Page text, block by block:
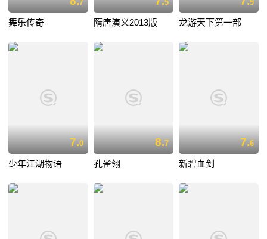
7
舞乐传奇
5
隋唐演义2013版
9
龙游天下第一部
7.0
少年江湖物语
8.7
孔雀翎
7.6
新碧血剑